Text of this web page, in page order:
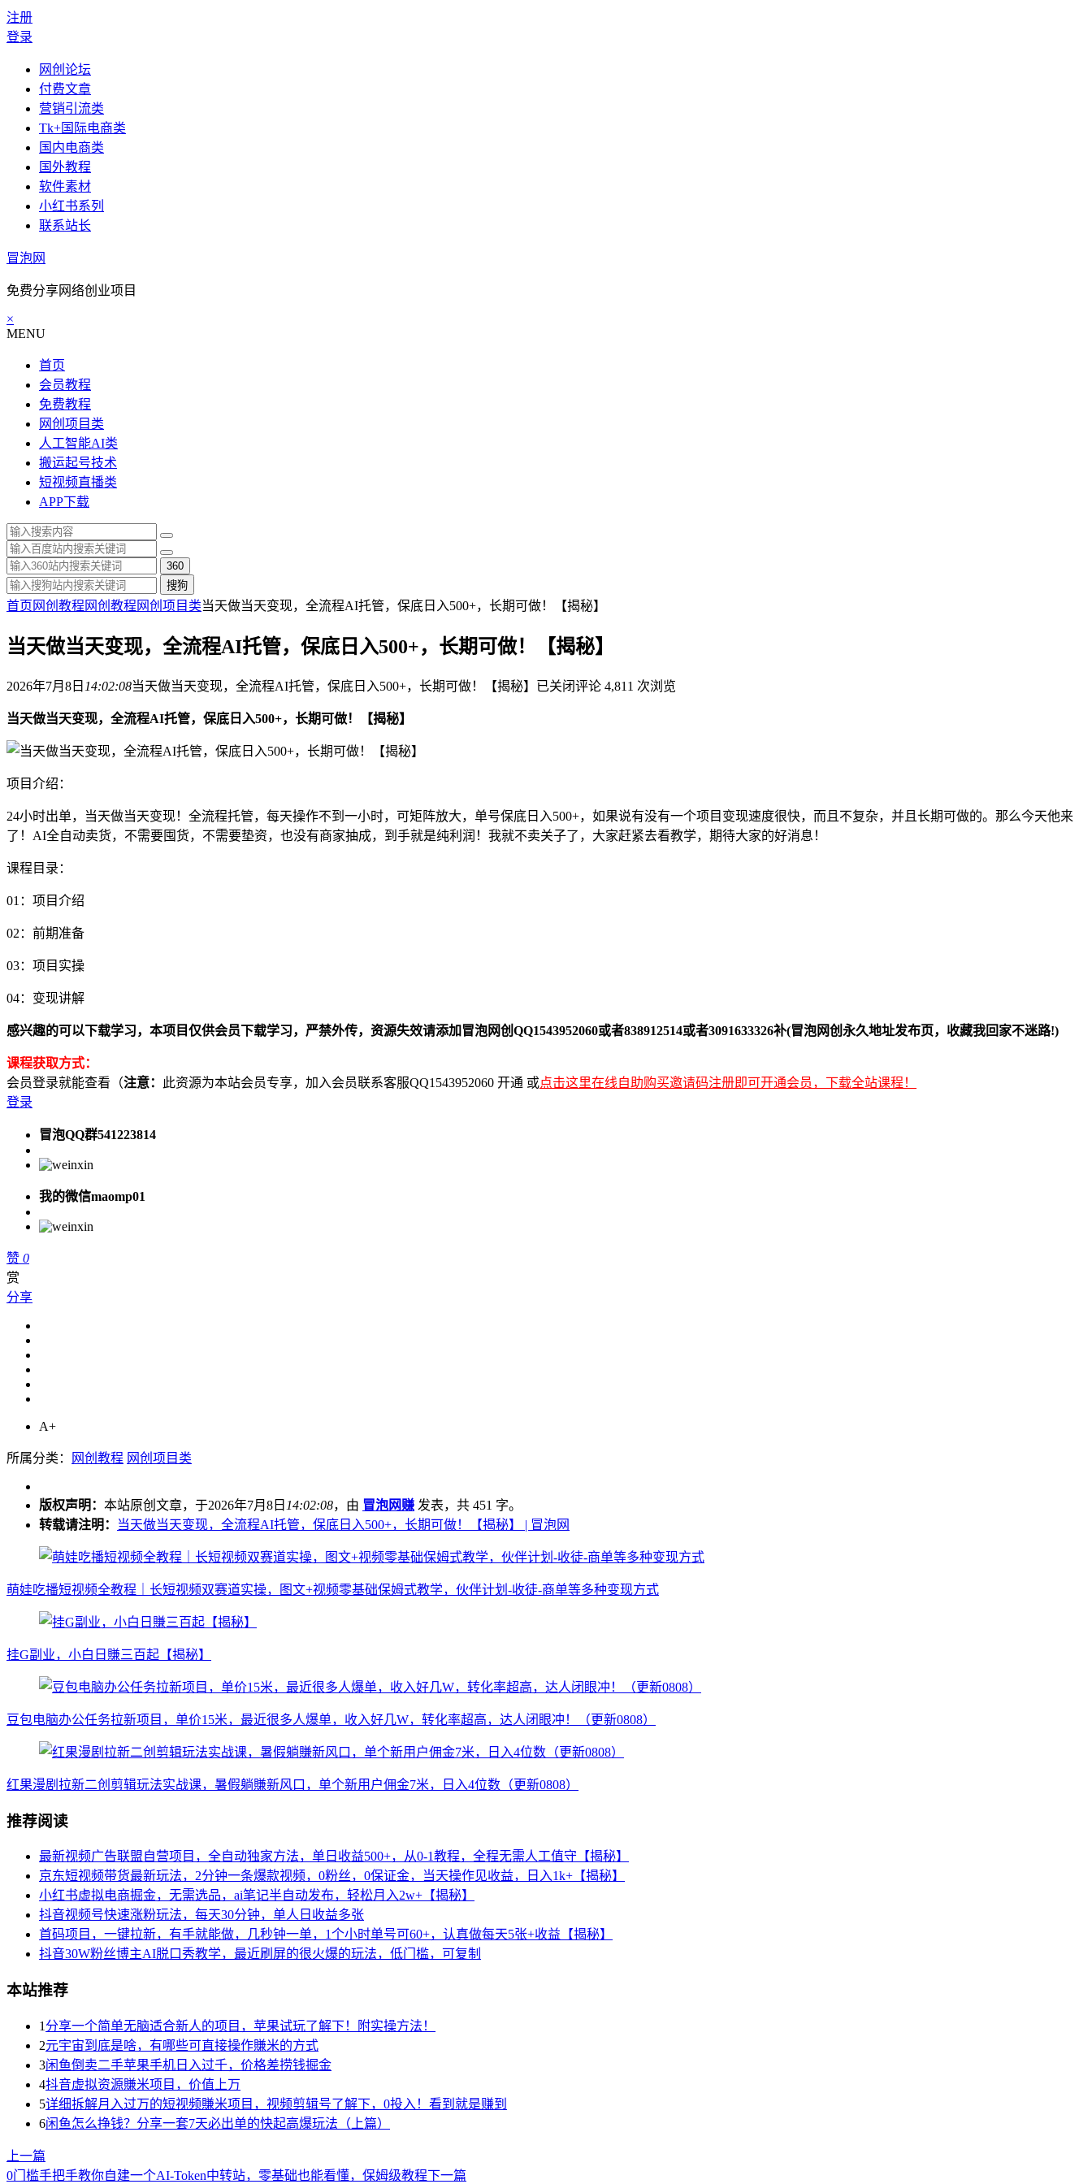
注册
登录
网创论坛
付费文章
营销引流类
Tk+国际电商类
国内电商类
国外教程
软件素材
小红书系列
联系站长
冒泡网
免费分享网络创业项目
×
MENU
首页
会员教程
免费教程
网创项目类
人工智能AI类
搬运起号技术
短视频直播类
APP下载
360
搜狗
首页 网创教程 网创教程 网创项目类当天做当天变现，全流程AI托管，保底日入500+，长期可做！【揭秘】
当天做当天变现，全流程AI托管，保底日入500+，长期可做！【揭秘】
2026年7月8日 14:02:08当天做当天变现，全流程AI托管，保底日入500+，长期可做！【揭秘】 已关闭评论 4,811 次浏览
当天做当天变现，全流程AI托管，保底日入500+，长期可做！【揭秘】
项目介绍：
24小时出单，当天做当天变现！全流程托管，每天操作不到一小时，可矩阵放大，单号保底日入500+，如果说有没有一个项目变现速度很快，而且不复杂，并且长期可做的。那么今天他来
了！AI全自动卖货，不需要囤货，不需要垫资，也没有商家抽成，到手就是纯利润！我就不卖关子了，大家赶紧去看教学，期待大家的好消息！
课程目录：
01：项目介绍
02：前期准备
03：项目实操
04：变现讲解
感兴趣的可以下载学习，本项目仅供会员下载学习，严禁外传，资源失效请添加冒泡网创QQ1543952060或者838912514或者3091633326补(冒泡网创永久地址发布页，收藏我回家不迷路!)
课程获取方式：
会员登录就能查看（注意： 此资源为本站会员专享，加入会员联系客服QQ1543952060 开通 或点击这里在线自助购买邀请码注册即可开通会员，下载全站课程！
登录
冒泡QQ群541223814
我的微信maomp01
赞 0
赏
分享
A+
所属分类： 网创教程 网创项目类
版权声明： 本站原创文章，于2026年7月8日 14:02:08，由 冒泡网赚 发表，共 451 字。
转载请注明：
当天做当天变现，全流程AI托管，保底日入500+，长期可做！【揭秘】 | 冒泡网
萌娃吃播短视频全教程｜长短视频双赛道实操，图文+视频零基础保姆式教学，伙伴计划-收徒-商单等多种变现方式
挂G副业，小白日賺三百起【揭秘】
豆包电脑办公任务拉新项目，单价15米，最近很多人爆单，收入好几W，转化率超高，达人闭眼冲！（更新0808）
红果漫剧拉新二创剪辑玩法实战课，暑假躺賺新风口，单个新用户佣金7米，日入4位数（更新0808）
推荐阅读
最新视频广告联盟自营项目，全自动独家方法，单日收益500+，从0-1教程，全程无需人工值守【揭秘】
京东短视频带货最新玩法，2分钟一条爆款视频，0粉丝，0保证金，当天操作见收益，日入1k+【揭秘】
小红书虚拟电商掘金，无需选品，ai笔记半自动发布，轻松月入2w+【揭秘】
抖音视频号快速涨粉玩法，每天30分钟，单人日收益多张
首码项目，一键拉新，有手就能做，几秒钟一单，1个小时单号可60+，认真做每天5张+收益【揭秘】
抖音30W粉丝博主AI脱口秀教学，最近刷屏的很火爆的玩法，低门槛，可复制
本站推荐
1 分享一个简单无脑适合新人的项目，苹果试玩了解下！附实操方法！
2元宇宙到底是啥，有哪些可直接操作賺米的方式
3闲鱼倒卖二手苹果手机日入过千，价格差捞钱掘金
4抖音虚拟资源賺米项目，价值上万
5详细拆解月入过万的短视频賺米项目，视频剪辑号了解下，0投入！看到就是赚到
6闲鱼怎么挣钱？分享一套7天必出单的快起高爆玩法（上篇）
上一篇
0门槛手把手教你自建一个AI-Token中转站，零基础也能看懂，保姆级教程下一篇